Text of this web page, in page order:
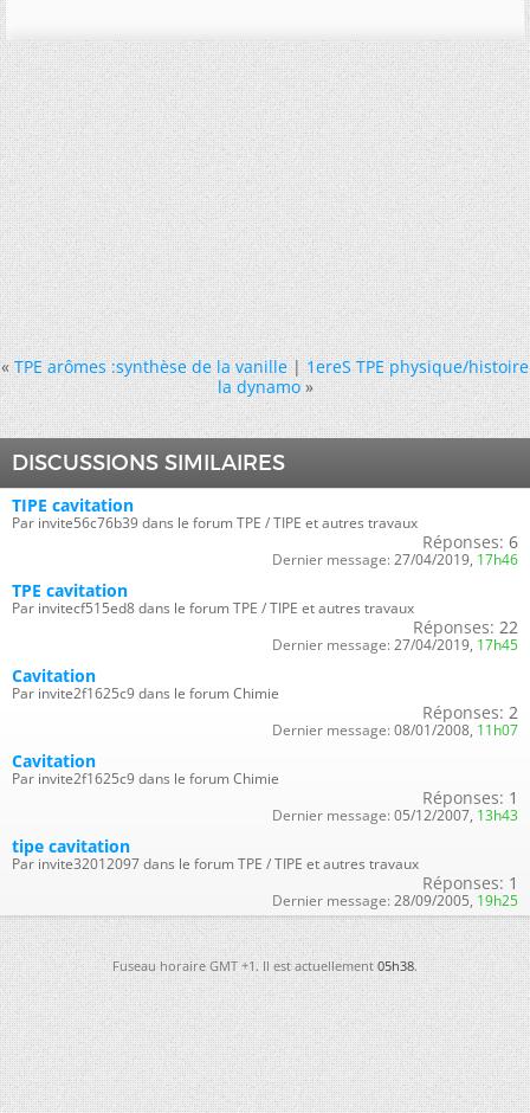
« TPE arômes :synthèse de la vanille|1ereS TPE physique/histoire
la dynamo »
DISCUSSIONS SIMILAIRES
TIPE cavitation
Par invite56c76b39 dans le forum TPE / TIPE et autres travaux
Réponses: 6
Dernier message: 27/04/2019, 17h46
TPE cavitation
Par invitecf515ed8 dans le forum TPE / TIPE et autres travaux
Réponses: 22
Dernier message: 27/04/2019, 17h45
Cavitation
Par invite2f1625c9 dans le forum Chimie
Réponses: 2
Dernier message: 08/01/2008, 11h07
Cavitation
Par invite2f1625c9 dans le forum Chimie
Réponses: 1
Dernier message: 05/12/2007, 13h43
tipe cavitation
Par invite32012097 dans le forum TPE / TIPE et autres travaux
Réponses: 1
Dernier message: 28/09/2005, 19h25
Fuseau horaire GMT +1. Il est actuellement05h38.